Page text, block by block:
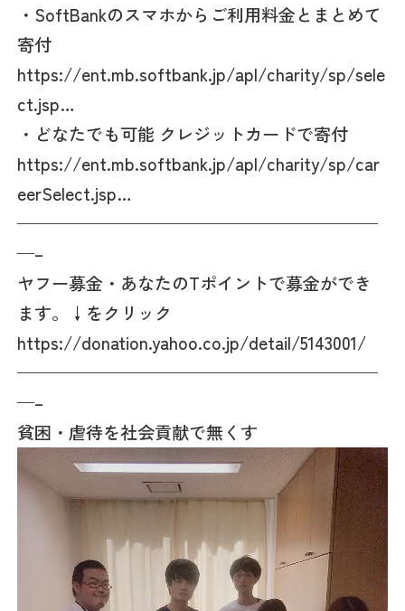
・SoftBankのスマホからご利用料金とまとめて
寄付
https://ent.mb.softbank.jp/apl/charity/sp/sele
ct.jsp…
・どなたでも可能 クレジットカードで寄付
https://ent.mb.softbank.jp/apl/charity/sp/car
eerSelect.jsp…
—————————————————————
—–
ヤフー募金・あなたのTポイントで募金ができ
ます。↓をクリック
https://donation.yahoo.co.jp/detail/5143001/
—————————————————————
—–
貧困・虐待を社会貢献で無くす